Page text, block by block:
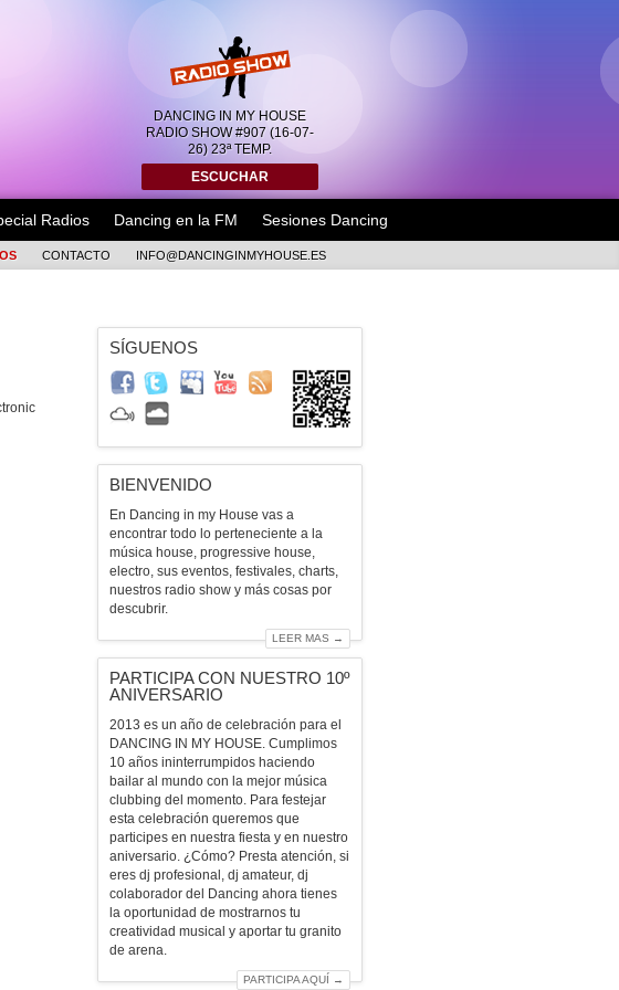
DANCING IN MY HOUSE
RADIO SHOW #907 (16-07-
26) 23ª TEMP.
ESCUCHAR
Radios Dancing en la FM Sesiones Dancing
CONTACTO INFO@DANCINGINMYHOUSE.ES
SÍGUENOS
BIENVENIDO
En Dancing in my House vas a
encontrar todo lo perteneciente a la
música house, progressive house,
electro, sus eventos, festivales, charts,
nuestros radio show y más cosas por
descubrir.
LEER MAS →
PARTICIPA CON NUESTRO 10º
ANIVERSARIO
2013 es un año de celebración para el
DANCING IN MY HOUSE. Cumplimos
10 años ininterrumpidos haciendo
bailar al mundo con la mejor música
clubbing del momento. Para festejar
esta celebración queremos que
participes en nuestra fiesta y en nuestro
aniversario. ¿Cómo? Presta atención, si
eres dj profesional, dj amateur, dj
colaborador del Dancing ahora tienes
la oportunidad de mostrarnos tu
creatividad musical y aportar tu granito
de arena.
PARTICIPA AQUÍ →